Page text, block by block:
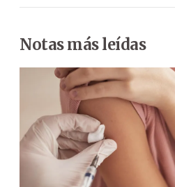
Notas más leídas